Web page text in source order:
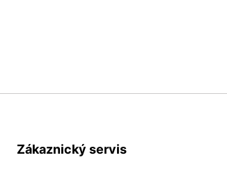
Zákaznický servis